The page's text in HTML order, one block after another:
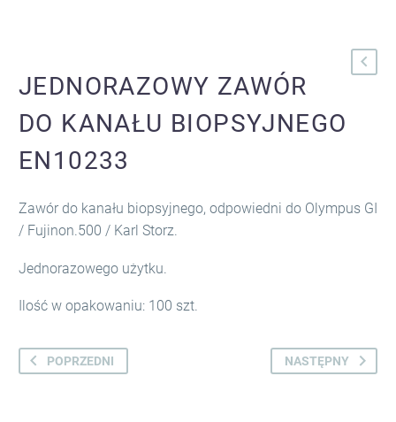
JEDNORAZOWY ZAWÓR
DO KANAŁU BIOPSYJNEGO
EN10233
Zawór do kanału biopsyjnego, odpowiedni do Olympus GI
/ Fujinon.500 / Karl Storz.
Jednorazowego użytku.
Ilość w opakowaniu: 100 szt.
POPRZEDNI NASTĘPNY